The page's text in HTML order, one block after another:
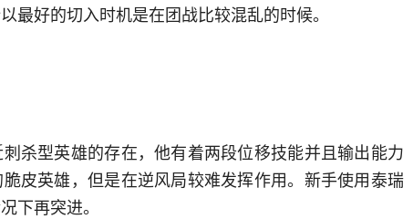
最好的切入时机是在团战比较混乱的时候。
杀型英雄的存在，他有着两段位移技能并且输出能力
皮英雄，但是在逆风局较难发挥作用。新手使用泰瑞
下再突进。